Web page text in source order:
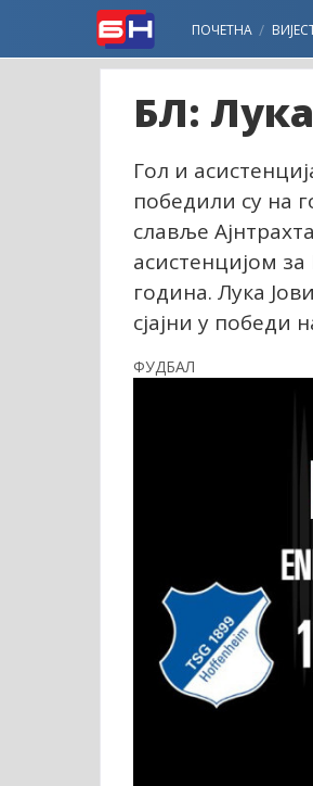
ПОЧЕТНА
БЛ:
Гол и
победили су на
славље
асистенцијом
година. Лука
сјајни у победи
ФУДБАЛ